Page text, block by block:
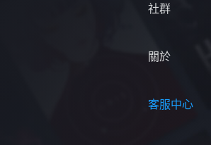
社群
關於
客服中心